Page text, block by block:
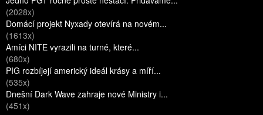
(2028x)
Domácí projekt Nyxady otevírá na novém...
(1613x)
Amíci NITE vyrazili na turné, které...
(680x)
PIG rozbíjejí americký ideál krásy a míří...
(535x)
Dnešní Dark Wave zahraje nové Ministry i...
(451x)